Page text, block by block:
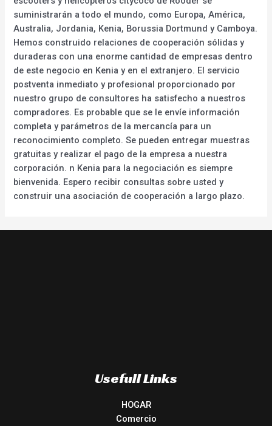
suministrarán a todo el mundo, como Europa, América,
Australia, Jordania, Kenia, Borussia Dortmund y Camboya.
Hemos construido relaciones de cooperación sólidas y
duraderas con una enorme cantidad de empresas dentro
de este negocio en Kenia y en el extranjero. El servicio
postventa inmediato y profesional proporcionado por
nuestro grupo de consultores ha satisfecho a nuestros
compradores. Es probable que se le envíe información
completa y parámetros de la mercancía para un
reconocimiento completo. Se pueden entregar muestras
gratuitas y realizar el pago de la empresa a nuestra
corporación. n Kenia para la negociación es siempre
bienvenida. Espero recibir consultas sobre usted y
construir una asociación de cooperación a largo plazo.
Usefull Links
HOGAR
Comercio